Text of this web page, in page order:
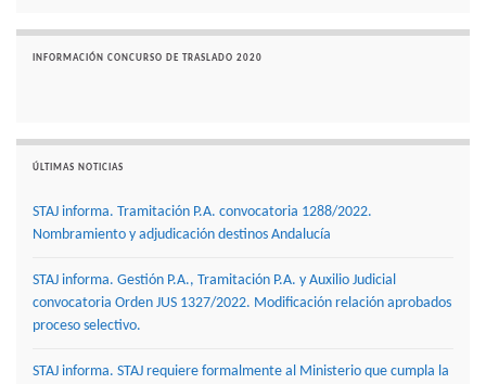
INFORMACIÓN CONCURSO DE TRASLADO 2020
ÚLTIMAS NOTICIAS
STAJ informa. Tramitación P.A. convocatoria 1288/2022.
Nombramiento y adjudicación destinos Andalucía
STAJ informa. Gestión P.A., Tramitación P.A. y Auxilio Judicial
convocatoria Orden JUS 1327/2022. Modificación relación aprobados
proceso selectivo.
STAJ informa. STAJ requiere formalmente al Ministerio que cumpla la